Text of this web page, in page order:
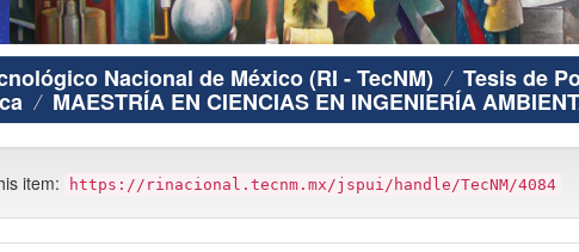
Nacional de México (RI - TecNM) Tesis de
MAESTRÍA EN CIENCIAS EN INGENIERÍA
item: https://rinacional.tecnm.mx/jspui/handle/TecNM/4084